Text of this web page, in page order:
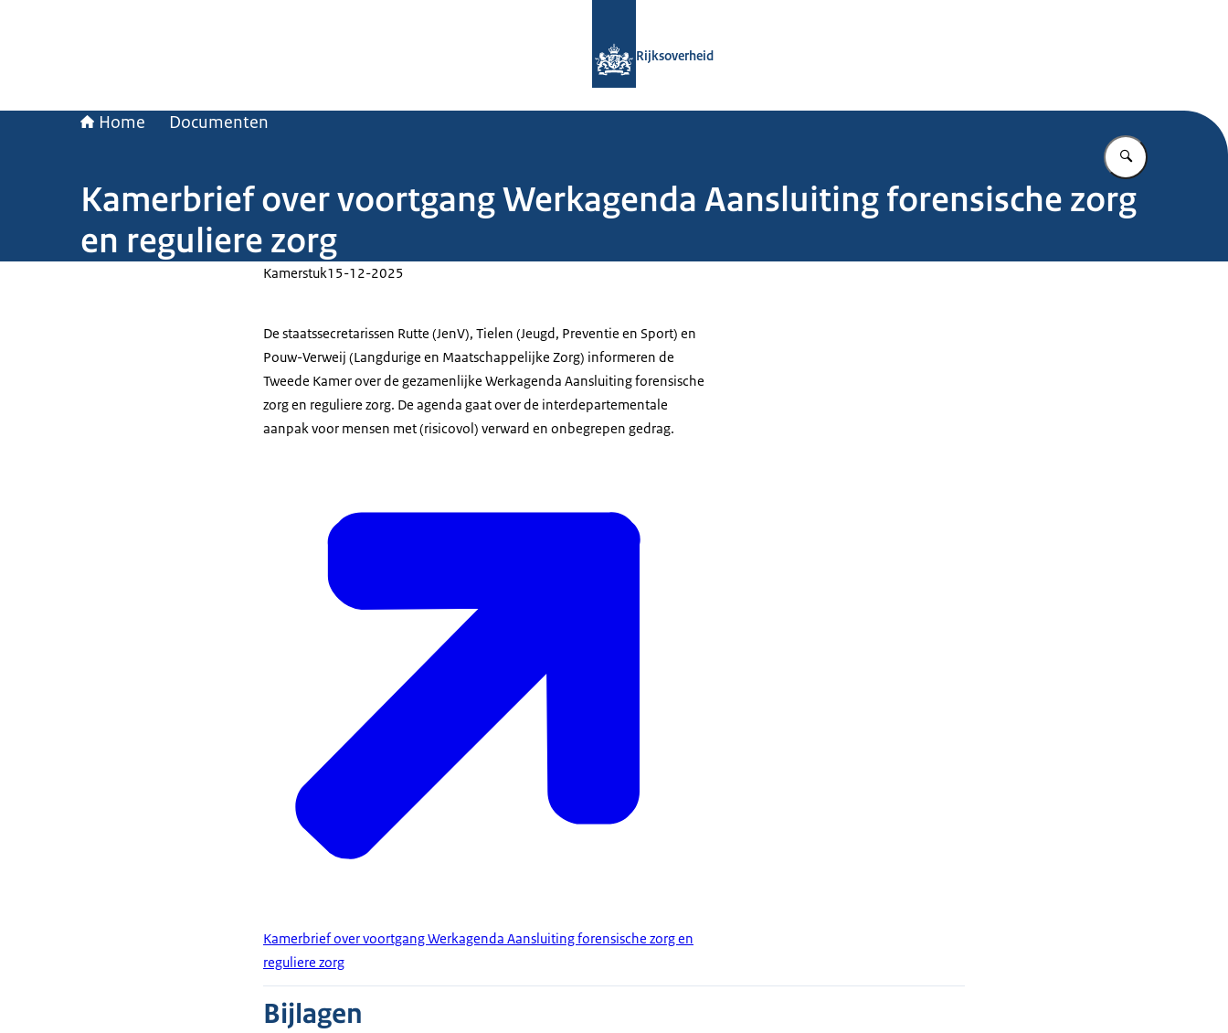
Rijksoverheid
Home Documenten
Vul in wat u
Kamerbrief over voortgang Werkagenda Aansluiting forensische zorg
en reguliere zorg
Kamerstuk15-12-2025
De staatssecretarissen Rutte (JenV), Tielen (Jeugd, Preventie en Sport) en
Pouw-Verweij (Langdurige en Maatschappelijke Zorg) informeren de
Tweede Kamer over de gezamenlijke Werkagenda Aansluiting forensische
zorg en reguliere zorg. De agenda gaat over de interdepartementale
aanpak voor mensen met (risicovol) verward en onbegrepen gedrag.
Kamerbrief over voortgang Werkagenda Aansluiting forensische zorg en
reguliere zorg
Bijlagen